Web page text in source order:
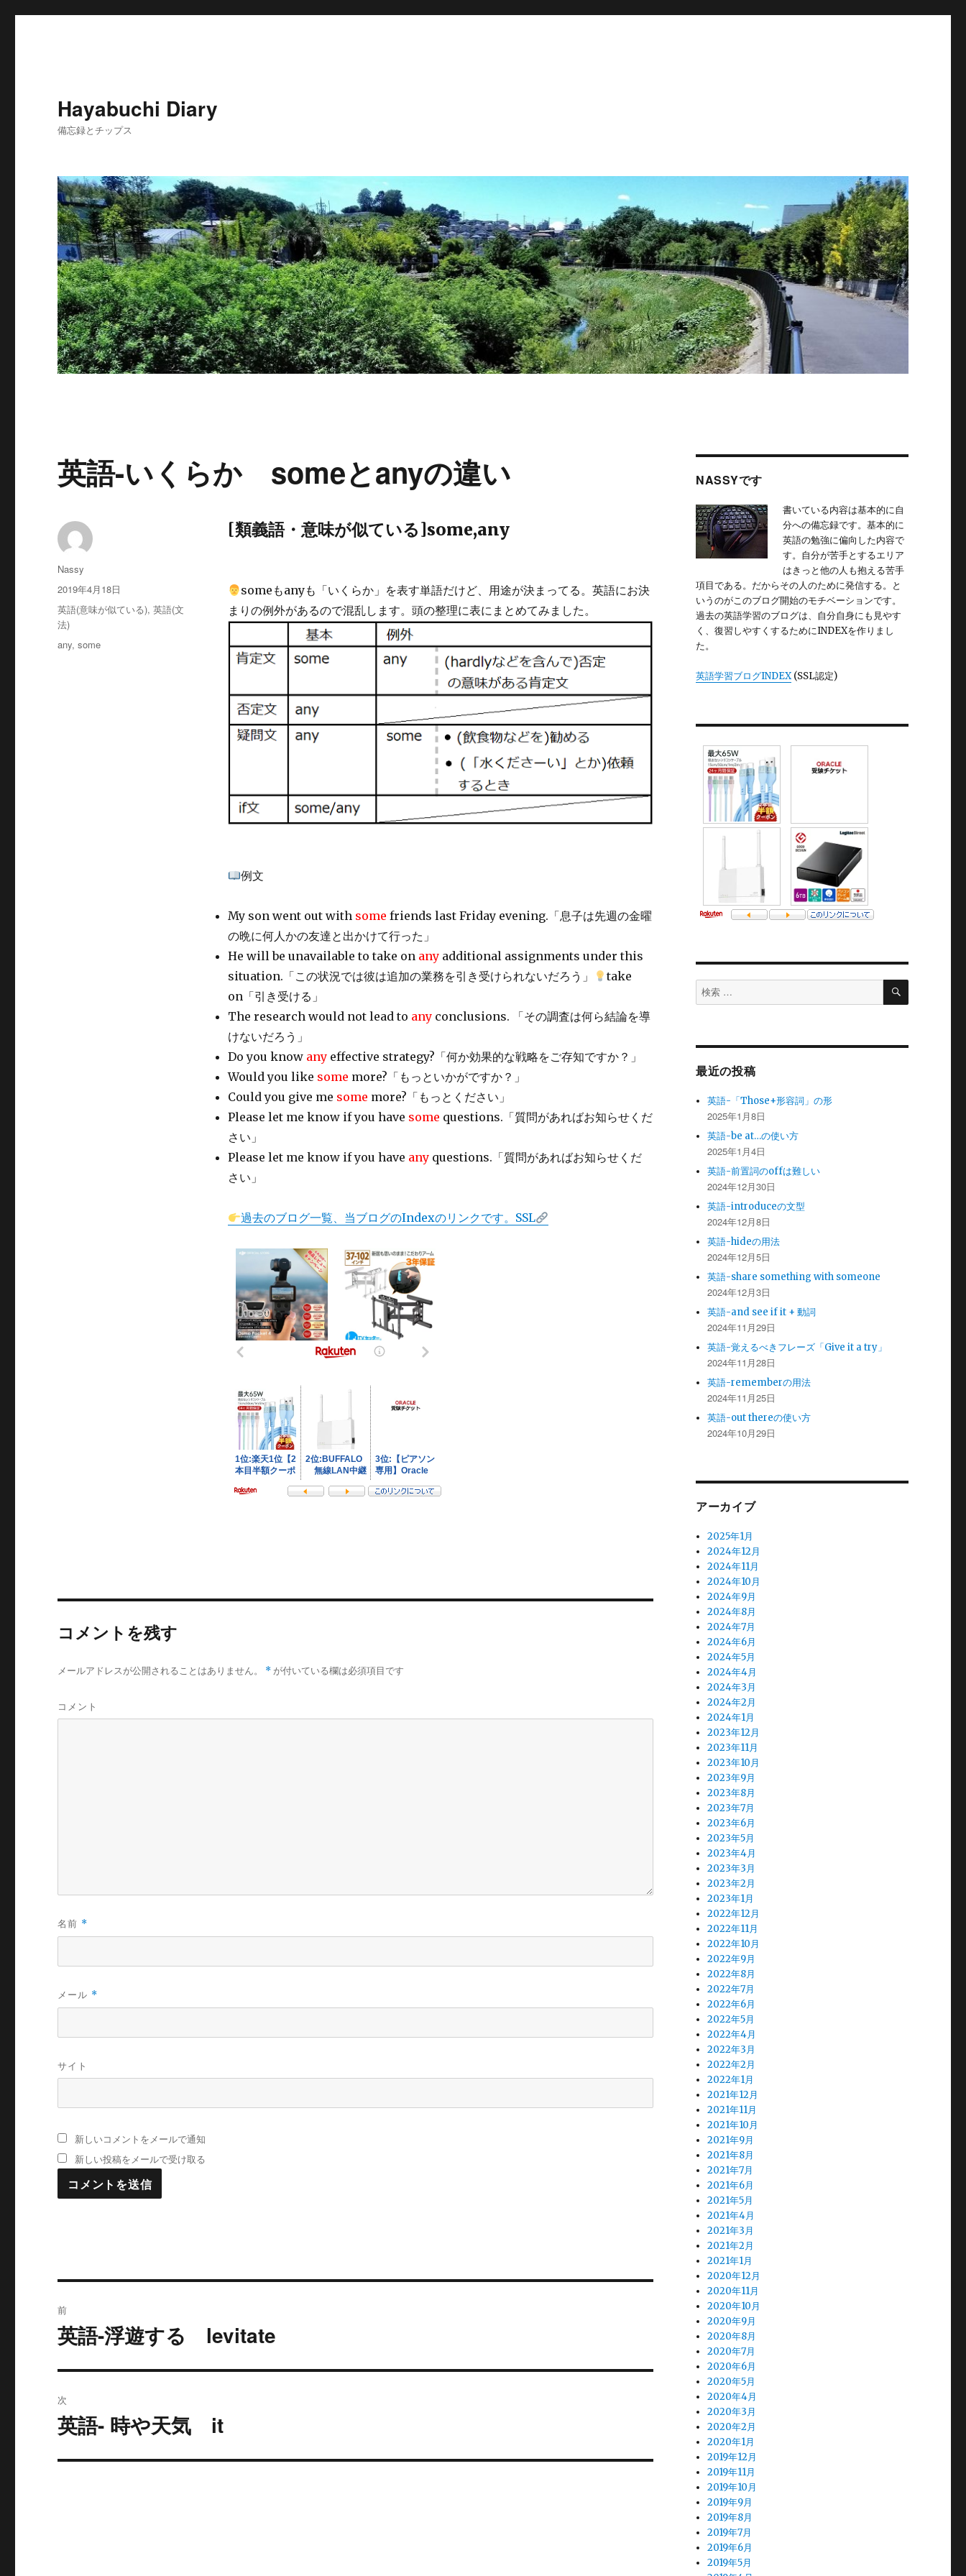
Hayabuchi Diary
備忘録とチップス
英語-いくらか someとanyの違い
[類義語・意味が似ている]some,any
someもanyも「いくらか」を表す単語だけど、用途が決まってる。英語にお決
まりの例外があるので混乱します。頭の整理に表にまとめてみました。
例文
My son went out with some friends last Friday evening.「息子は先週の金曜
の晩に何人かの友達と出かけて行った」
He will be unavailable to take on anyadditional assignments under this
situation.「この状況では彼は追加の業務を引き受けられないだろう」
take
on「引き受ける」
The research would not lead to anyconclusions. 「その調査は何ら結論を導
けないだろう」
Do you know anyeffective strategy?「何か効果的な戦略をご存知ですか？」
Would you like some more?「もっといかがですか？」
Could you give me some more?「もっとください」
Please let me know if you have some questions.「質問があればお知らせくだ
さい」
Please let me know if you have anyquestions.「質問があればお知らせくだ
さい」
過去のブログ一覧、当ブログのIndexのリンクです。SSL
投
稿
Nassy
投
稿
日:
2019年4月18日
カ
テ
英語(意味が似ている),英語(文
法)
タ
any,some
コメントを残す
メールアドレスが公開されることはありません。 * が付いている欄は必須項目です
コメント
名前 *
メール *
サイト
新しいコメントをメールで通知
新しい投稿をメールで受け取る
稿
ゲ
前
過
去
の
投
稿:
英語-浮遊する levitate
次
次
の
投
英語- 時や天気 it
NASSYです
書いている内容は基本的に自
分への備忘録です。基本的に
英語の勉強に偏向した内容で
す。自分が苦手とするエリア
はきっと他の人も抱える苦手
項目である。だからその人のために発信する。と
いうのがこのブログ開始のモチベーションです。
過去の英語学習のブログは、自分自身にも見やす
く、復習しやすくするためにINDEXを作りまし
た。
英語学習ブログINDEX(SSL認定)
検
索
検
最近の投稿
英語-「Those+形容詞」の形
2025年1月8日
英語-be at…の使い方
2025年1月4日
英語-前置詞のoffは難しい
2024年12月30日
英語-introduceの文型
2024年12月8日
英語-hideの用法
2024年12月5日
英語-share something with someone
2024年12月3日
英語-and see if it + 動詞
2024年11月29日
英語-覚えるべきフレーズ「Give it a try」
2024年11月28日
英語-rememberの用法
2024年11月25日
英語-out thereの使い方
2024年10月29日
アーカイブ
2025年1月
2024年12月
2024年11月
2024年10月
2024年9月
2024年8月
2024年7月
2024年6月
2024年5月
2024年4月
2024年3月
2024年2月
2024年1月
2023年12月
2023年11月
2023年10月
2023年9月
2023年8月
2023年7月
2023年6月
2023年5月
2023年4月
2023年3月
2023年2月
2023年1月
2022年12月
2022年11月
2022年10月
2022年9月
2022年8月
2022年7月
2022年6月
2022年5月
2022年4月
2022年3月
2022年2月
2022年1月
2021年12月
2021年11月
2021年10月
2021年9月
2021年8月
2021年7月
2021年6月
2021年5月
2021年4月
2021年3月
2021年2月
2021年1月
2020年12月
2020年11月
2020年10月
2020年9月
2020年8月
2020年7月
2020年6月
2020年5月
2020年4月
2020年3月
2020年2月
2020年1月
2019年12月
2019年11月
2019年10月
2019年9月
2019年8月
2019年7月
2019年6月
2019年5月